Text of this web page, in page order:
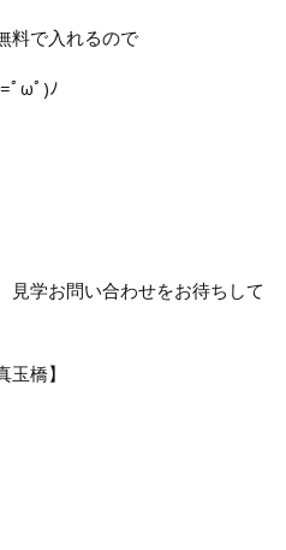
料で入れるので
ﾟωﾟ)ﾉ
見学お問い合わせをお待ちして
橋】